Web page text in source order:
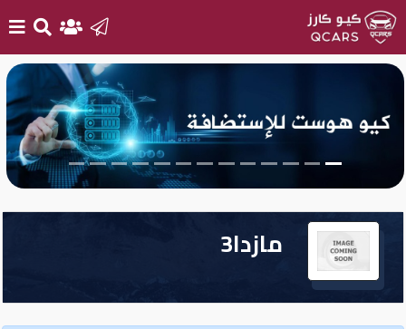
بيع
سيارتك
أحدث
السيارات
سيارات
جديدة
مازدا3